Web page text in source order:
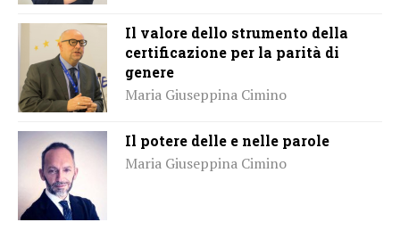
Il valore dello strumento della
certificazione per la parità di
genere
Maria Giuseppina Cimino
Il potere delle e nelle parole
Maria Giuseppina Cimino